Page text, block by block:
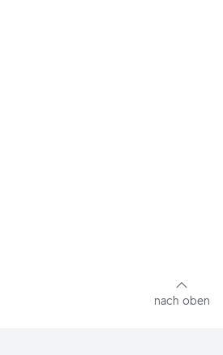
nach oben